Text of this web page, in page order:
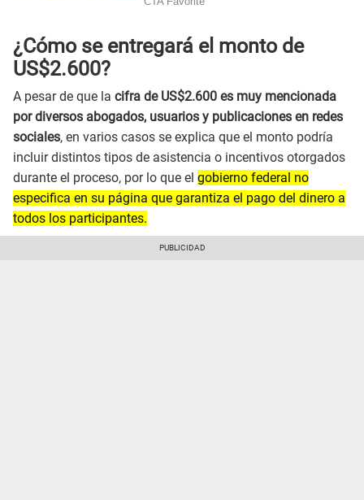
¿Cómo se entregará el monto de
US$2.600?
A pesar de que la cifra de US$2.600 es muy mencionada
por diversos abogados, usuarios y publicaciones en redes
sociales, en varios casos se explica que el monto podría
incluir distintos tipos de asistencia o incentivos otorgados
durante el proceso, por lo que el gobierno federal no
especifica en su página que garantiza el pago del dinero a
todos los participantes.